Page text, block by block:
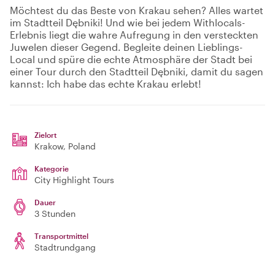
Möchtest du das Beste von Krakau sehen? Alles wartet
im Stadtteil Dębniki! Und wie bei jedem Withlocals-
Erlebnis liegt die wahre Aufregung in den versteckten
Juwelen dieser Gegend. Begleite deinen Lieblings-
Local und spüre die echte Atmosphäre der Stadt bei
einer Tour durch den Stadtteil Dębniki, damit du sagen
kannst: Ich habe das echte Krakau erlebt!
Zielort
Krakow, Poland
Kategorie
City Highlight Tours
Dauer
3 Stunden
Transportmittel
Stadtrundgang